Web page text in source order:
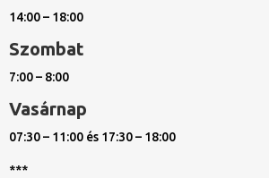
14:00 – 18:00
Szombat
7:00 – 8:00
Vasárnap
07:30 – 11:00 és 17:30 – 18:00
***